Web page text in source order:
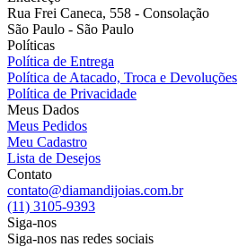
Rua Frei Caneca, 558 - Consolação
São Paulo - São Paulo
Políticas
Política de Entrega
Política de Atacado, Troca e Devoluções
Política de Privacidade
Meus Dados
Meus Pedidos
Meu Cadastro
Lista de Desejos
Contato
contato@diamandijoias.com.br
(11) 3105-9393
Siga-nos
Siga-nos nas redes sociais